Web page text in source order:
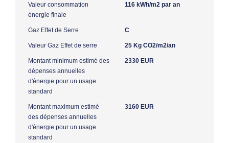
Valeur consommation
énergie finale
116 kWh/m2 par an
Gaz Effet de Serre C
Valeur Gaz Effet de serre 25 Kg CO2/m2/an
Montant minimum estimé des
dépenses annuelles
d'énergie pour un usage
standard
2330 EUR
Montant maximum estimé
des dépenses annuelles
d'énergie pour un usage
standard
3160 EUR